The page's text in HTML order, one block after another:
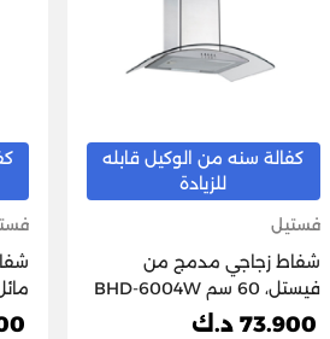
كفالة سنه من الوكيل قابله
للزيادة
فستيل
شفاط زجاجي مدمج من
فيستل، 60 سم BHD-6004W
73.900 د.ك